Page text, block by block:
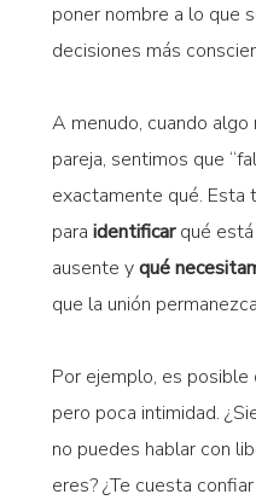
poner nombre a lo que
decisiones más
A menudo, cuando algo
pareja, sentimos que
exactamente qué. Esta
para identificarqué está
ausente yqué
que la unión
Por ejemplo, es posible
pero poca intimidad.
no puedes hablar con
eres? ¿Te cuesta